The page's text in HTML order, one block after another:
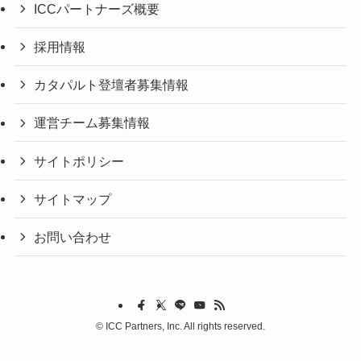
ICCパートナーズ概要
採用情報
カタパルト登壇者募集情報
運営チーム募集情報
サイトポリシー
サイトマップ
お問い合わせ
© ICC Partners, Inc. All rights reserved.